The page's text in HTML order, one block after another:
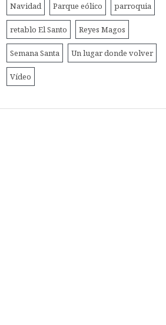
Navidad Parque eólico parroquia
retablo El Santo Reyes Magos
Semana Santa Un lugar donde volver
Vídeo